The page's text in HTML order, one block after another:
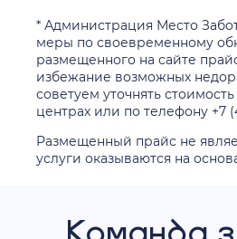
* Администрация Место
меры по своевременному
размещенного на сайте
избежание возможных
советуем уточнять
центрах или по телефону +7
Размещенный прайс не
услуги оказываются на